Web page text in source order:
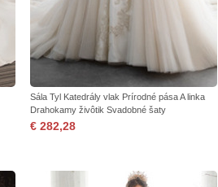
Sála Tyl Katedrály vlak Prírodné pása A linka
Drahokamy živôtik Svadobné šaty
€ 282,28